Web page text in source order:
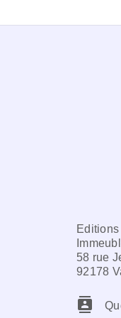
58 rue
92178
contacts